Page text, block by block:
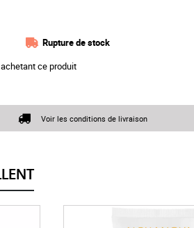
Rupture de stock
ce produit
Voir les conditions de livraison